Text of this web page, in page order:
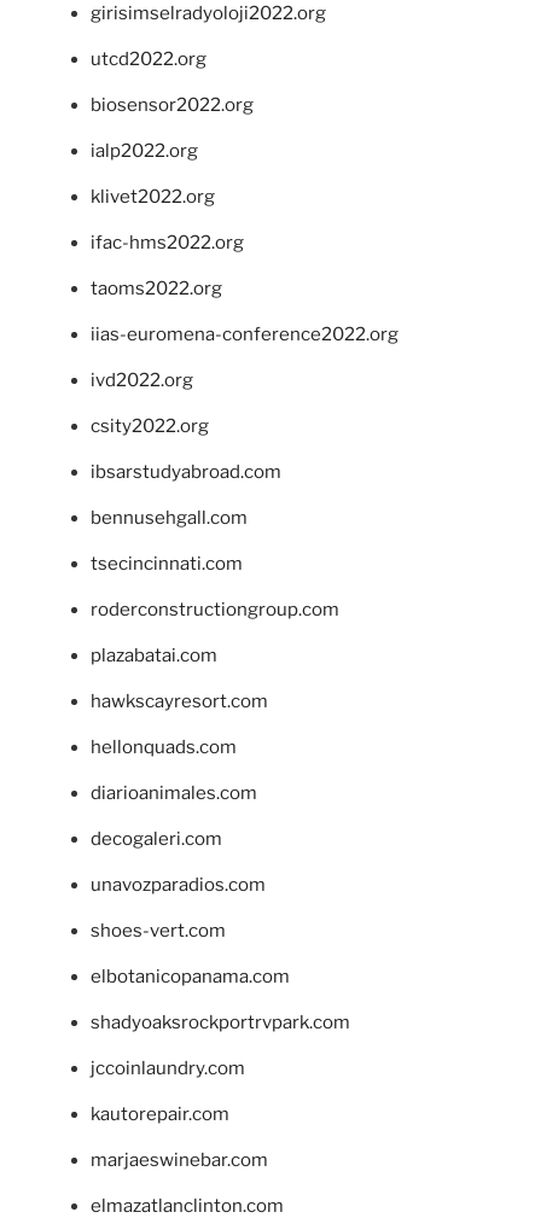
girisimselradyoloji2022.org
utcd2022.org
biosensor2022.org
ialp2022.org
klivet2022.org
ifac-hms2022.org
taoms2022.org
iias-euromena-conference2022.org
ivd2022.org
csity2022.org
ibsarstudyabroad.com
bennusehgall.com
tsecincinnati.com
roderconstructiongroup.com
plazabatai.com
hawkscayresort.com
hellonquads.com
diarioanimales.com
decogaleri.com
unavozparadios.com
shoes-vert.com
elbotanicopanama.com
shadyoaksrockportrvpark.com
jccoinlaundry.com
kautorepair.com
marjaeswinebar.com
elmazatlanclinton.com